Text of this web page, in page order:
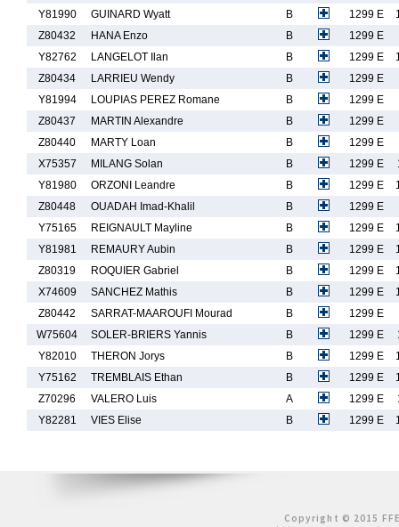
Y81990
GUINARD Wyatt B 1299 E
Z80432
HANA Enzo B
1299 E
Y82762
LANGELOT Ilan B 1299 E
Z80434
LARRIEU Wendy B
1299 E
Y81994
LOUPIAS PEREZ Romane B
1299 E
Z80437
MARTIN Alexandre B
1299 E
Z80440
MARTY Loan B
1299 E
X75357
MILANG Solan B 1299 E
Y81980
ORZONI Leandre B 1299 E
Z80448
OUADAH Imad-Khalil B
1299 E
Y75165
REIGNAULT Mayline B 1299 E
Y81981
REMAURY Aubin B 1299 E
Z80319
ROQUIER Gabriel B 1299 E
X74609
SANCHEZ Mathis B 1299 E
Z80442
SARRAT-MAAROUFI Mourad B
1299 E
W75604
SOLER-BRIERS Yannis B 1299 E
Y82010
THERON Jorys B 1299 E
Y75162
TREMBLAIS Ethan B 1299 E
Z70296
VALERO Luis A 1299 E
Y82281
VIES Elise B 1299 E
Copyright © 2015